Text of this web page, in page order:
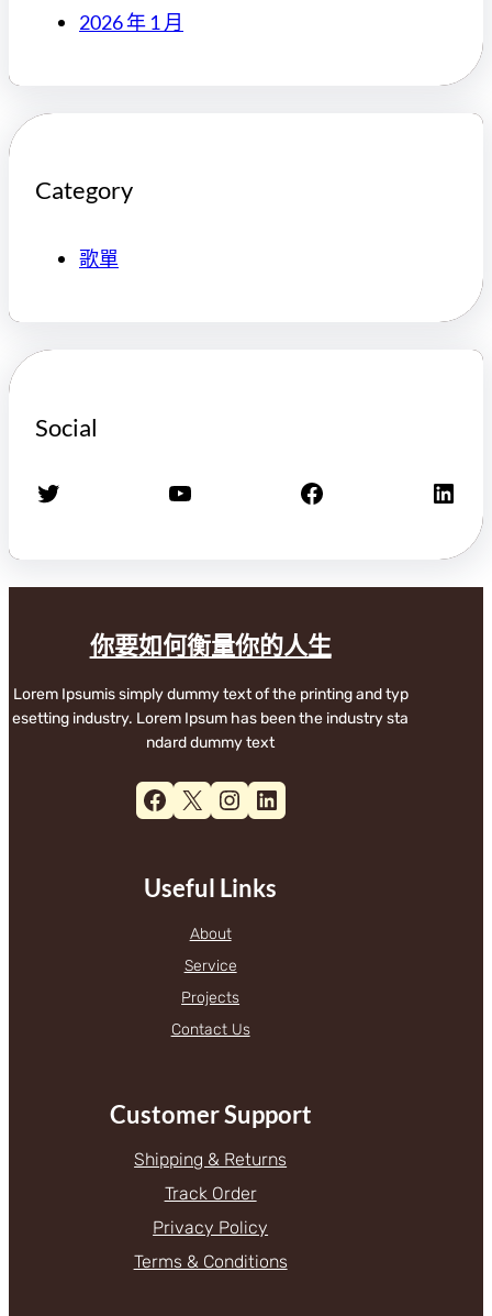
2026 年 1 月
Category
歌單
Social
X YouTube Facebook LinkedIn
你要如何衡量你的人生
Lorem Ipsumis simply dummy text of the printing and typ
esetting industry. Lorem Ipsum has been the industry sta
ndard dummy text
Facebook X Instagram LinkedIn
Useful Links
About
Service
Projects
Contact Us
Customer Support
Shipping & Returns
Track Order
Privacy Policy
Terms & Conditions